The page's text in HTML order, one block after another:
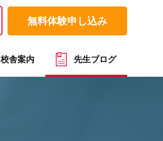
無料体験申し込み
校舎案内 先生ブログ